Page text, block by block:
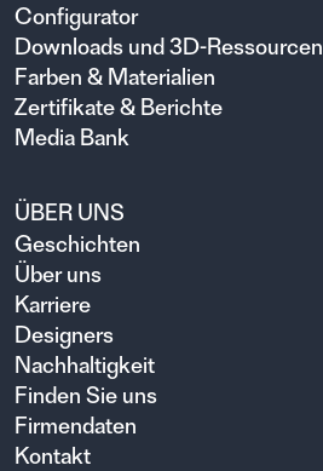
Configurator
Downloads und 3D-Ressourcen
Farben & Materialien
Zertifikate & Berichte
Media Bank
ÜBER UNS
Geschichten
Über uns
Karriere
Designers
Nachhaltigkeit
Finden Sie uns
Firmendaten
Kontakt